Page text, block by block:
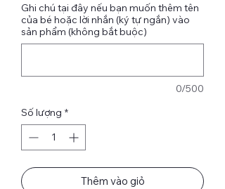
Ghi chú tại đây nếu bạn muốn thêm tên
của bé hoặc lời nhắn (ký tự ngắn) vào
sản phẩm (không bắt buộc)
0/500
Số lượng *
Thêm vào giỏ